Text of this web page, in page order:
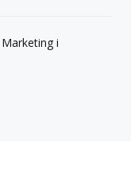
Marketing i